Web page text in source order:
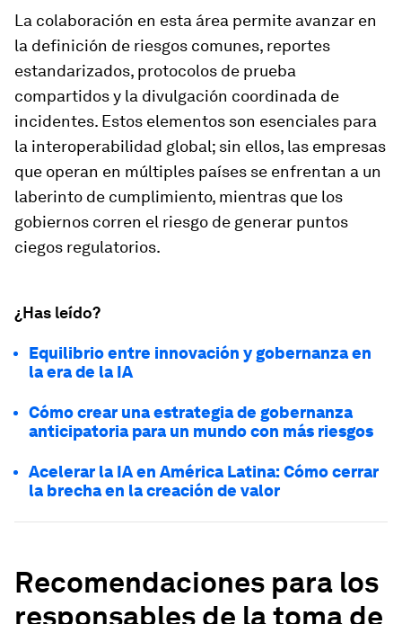
La colaboración en esta área permite avanzar en
la definición de riesgos comunes, reportes
estandarizados, protocolos de prueba
compartidos y la divulgación coordinada de
incidentes. Estos elementos son esenciales para
la interoperabilidad global; sin ellos, las empresas
que operan en múltiples países se enfrentan a un
laberinto de cumplimiento, mientras que los
gobiernos corren el riesgo de generar puntos
ciegos regulatorios.
¿Has leído?
Equilibrio entre innovación y gobernanza en
la era de la IA
Cómo crear una estrategia de gobernanza
anticipatoria para un mundo con más riesgos
Acelerar la IA en América Latina: Cómo cerrar
la brecha en la creación de valor
Recomendaciones para los
responsables de la toma de